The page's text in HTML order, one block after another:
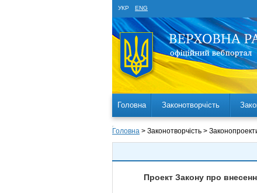
УКР ENG
Головна Законотворчість
Головна > Законотворчість >
Проект Закону про